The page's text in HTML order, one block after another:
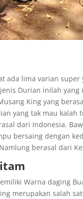
ada lima varian
Durian inilah
King yang
yang tak mau kalah
dari Indonesia.
bersaing dengan
berasal dari
Warna daging
merupakan salah